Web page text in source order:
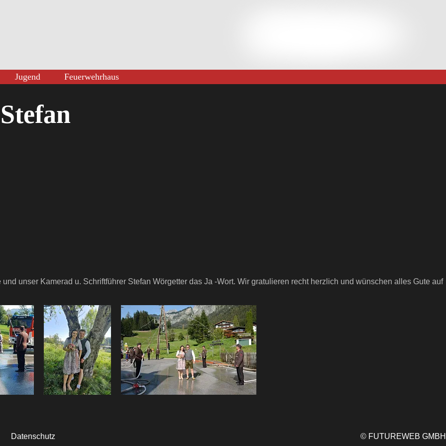
Jugend Feuerwehrhaus
unser Kamerad u. Schriftführer Stefan Wörgetter das Ja -Wort. Wir gratulieren recht herzlich und wünschen alles Gute auf
Datenschutz © FUTUREWEB GMBH